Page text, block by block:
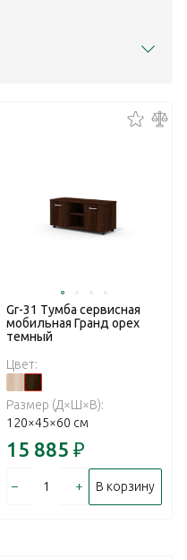
Gr-31 Тумба сервисная
мобильная Гранд орех
темный
Цвет:
Размер (Д×Ш×В):
120×45×60 см
15 885 ₽
– + В корзину